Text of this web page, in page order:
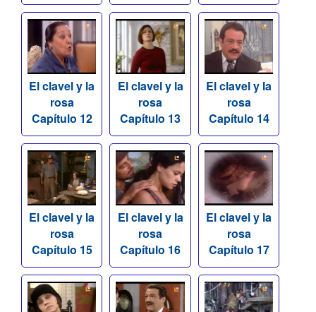
El clavel y la
rosa
Capítulo 12
El clavel y la
rosa
Capítulo 13
El clavel y la
rosa
Capítulo 14
El clavel y la
rosa
Capítulo 15
El clavel y la
rosa
Capítulo 16
El clavel y la
rosa
Capítulo 17